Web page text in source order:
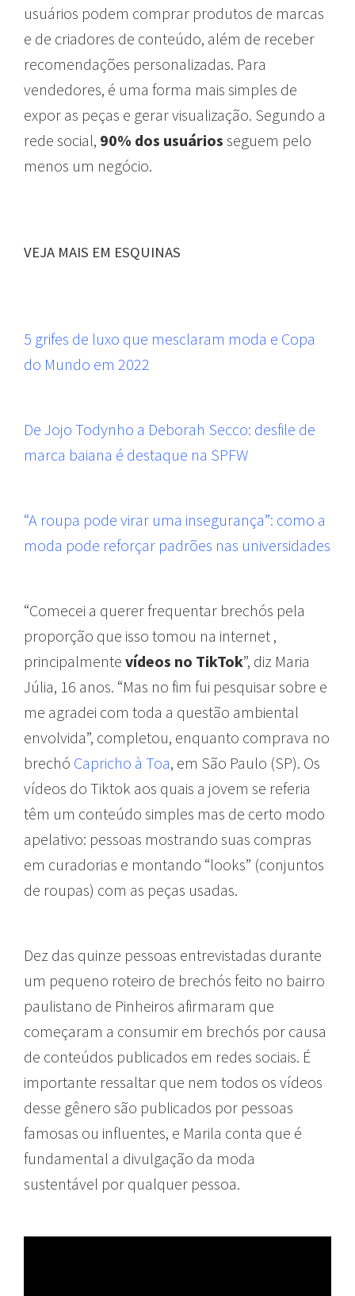
usuários podem comprar produtos de marcas
e de criadores de conteúdo, além de receber
recomendações personalizadas. Para
vendedores, é uma forma mais simples de
expor as peças e gerar visualização. Segundo a
rede social, 90% dos usuários seguem pelo
menos um negócio.
VEJA MAIS EM ESQUINAS
5 grifes de luxo que mesclaram moda e Copa
do Mundo em 2022
De Jojo Todynho a Deborah Secco: desfile de
marca baiana é destaque na SPFW
“A roupa pode virar uma insegurança”: como a
moda pode reforçar padrões nas universidades
“Comecei a querer frequentar brechós pela
proporção que isso tomou na internet ,
principalmente vídeos no TikTok”, diz Maria
Júlia, 16 anos. “Mas no fim fui pesquisar sobre e
me agradei com toda a questão ambiental
envolvida”, completou, enquanto comprava no
brechó Capricho à Toa, em São Paulo (SP). Os
vídeos do Tiktok aos quais a jovem se referia
têm um conteúdo simples mas de certo modo
apelativo: pessoas mostrando suas compras
em curadorias e montando “looks” (conjuntos
de roupas) com as peças usadas.
Dez das quinze pessoas entrevistadas durante
um pequeno roteiro de brechós feito no bairro
paulistano de Pinheiros afirmaram que
começaram a consumir em brechós por causa
de conteúdos publicados em redes sociais. É
importante ressaltar que nem todos os vídeos
desse gênero são publicados por pessoas
famosas ou influentes, e Marila conta que é
fundamental a divulgação da moda
sustentável por qualquer pessoa.